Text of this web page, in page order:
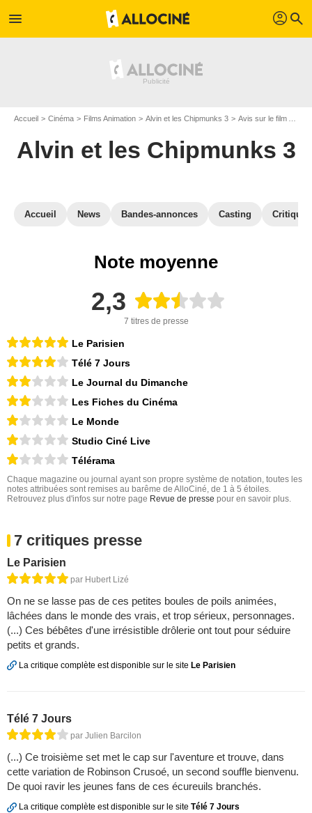
menu profil search
Accueil Cinéma Films Animation Alvin et les Chipmunks 3 Avis sur le film Alvin et les Chipmunks 3
Alvin et les Chipmunks 3
Accueil News Bandes-annonces Casting
Note moyenne
2,3
7 titres de presse
Le Parisien
Télé 7 Jours
Le Journal du Dimanche
Les Fiches du Cinéma
Le Monde
Studio Ciné Live
Télérama
Chaque magazine ou journal ayant son propre système de notation, toutes les
notes attribuées sont remises au barême de AlloCiné, de 1 à 5 étoiles.
Retrouvez plus d'infos sur notre page Revue de presse pour en savoir plus.
7 critiques presse
Le Parisien
par Hubert Lizé
On ne se lasse pas de ces petites boules de poils animées,
lâchées dans le monde des vrais, et trop sérieux, personnages.
(...) Ces bébêtes d'une irrésistible drôlerie ont tout pour séduire
petits et grands.
La critique complète est disponible sur le site Le Parisien
Télé 7 Jours
par Julien Barcilon
(...) Ce troisième set met le cap sur l'aventure et trouve, dans
cette variation de Robinson Crusoé, un second souffle bienvenu.
De quoi ravir les jeunes fans de ces écureuils branchés.
La critique complète est disponible sur le site Télé 7 Jours